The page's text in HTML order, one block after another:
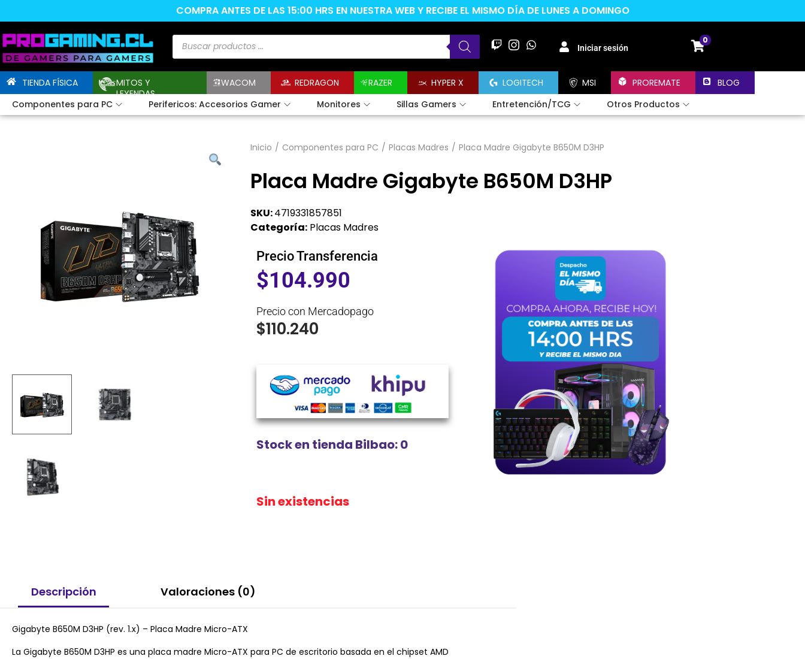
COMPRA ANTES DE LAS 15:00 HRS EN NUESTRA WEB Y RECIBE EL MISMO DÍA DE LUNES A DOMINGO
Iniciar sesión
0
TIENDA FÍSICA
MITOS Y
LEYENDAS
WACOM REDRAGON RAZER HYPER X LOGITECH MSI PROREMATE
BLOG
Componentes para PC
Perifericos: Accesorios Gamer Monitores Sillas Gamers Entretención/TCG Otros Productos
Inicio / Componentes para PC / Placas Madres / Placa Madre Gigabyte B650M D3HP
Placa Madre Gigabyte B650M D3HP
SKU:4719331857851
Categoría: Placas Madres
Precio Transferencia
$104.990
Precio con Mercadopago
$110.240
Stock en tienda Bilbao: 0
Sin existencias
Descripción Valoraciones (0)
Gigabyte B650M D3HP (rev. 1.x) – Placa Madre Micro-ATX
La Gigabyte B650M D3HP es una placa madre Micro-ATX para PC de escritorio basada en el chipset AMD